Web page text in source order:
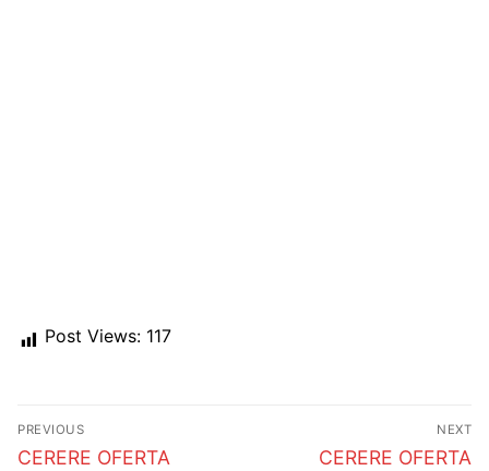
Post Views: 117
Post
navigation
PREVIOUS
Previous
CERERE OFERTA
NEXT
Next
CERERE OFERTA